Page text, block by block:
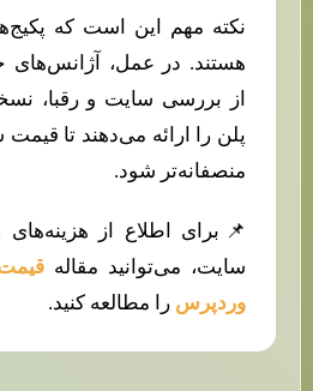
نکته مهم این است که
هستند. در عمل، آژانس‌های
از بررسی سایت و رقبا،
منصفانه‌تر شود.
📌برای اطلاع از
سایت، می‌توانید مقاله
وردپرس را مطالعه کنید.